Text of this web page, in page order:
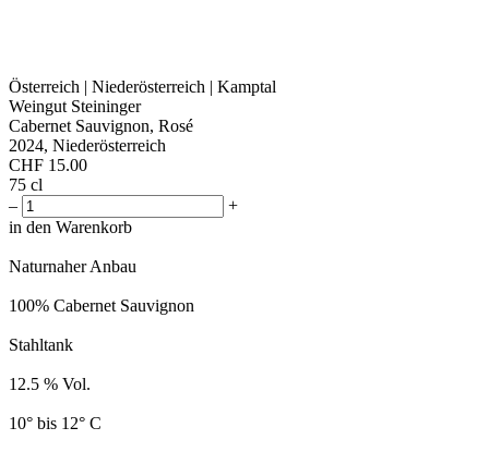
Österreich | Niederösterreich | Kamptal
Weingut Steininger
Cabernet Sauvignon, Rosé
2024, Niederösterreich
CHF 15.00
75 cl
–
+
in den Warenkorb
Naturnaher Anbau
100% Cabernet Sauvignon
Stahltank
12.5 % Vol.
10° bis 12° C